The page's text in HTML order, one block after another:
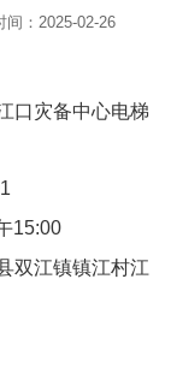
间：2025-02-26
口灾备中心电梯
15:00
双江镇镇江村江